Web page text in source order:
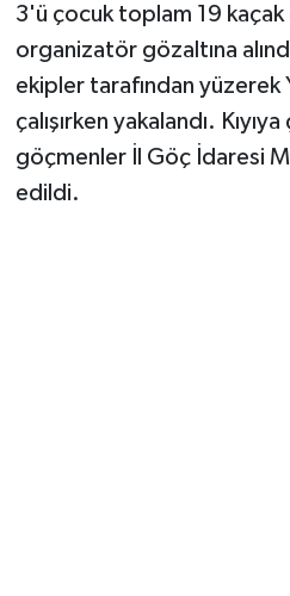
3'ü çocuk toplam 19 kaçak
organizatör gözaltına
ekipler tarafından
çalışırken yakalandı. Kıyıya
göçmenler İl Göç İdaresi
edildi.